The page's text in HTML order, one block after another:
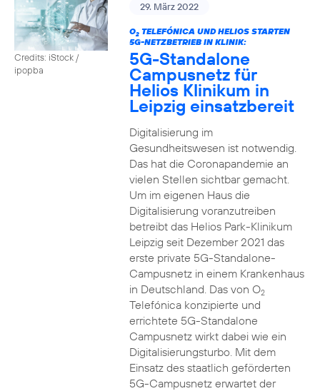
Credits: iStock /
ipopba
29. März 2022
O2TELEFÓNICA UND HELIOS STARTEN
5G-NETZBETRIEB IN KLINIK:
5G-Standalone
Campusnetz für
Helios Klinikum in
Leipzig einsatzbereit
Digitalisierung im
Gesundheitswesen ist notwendig.
Das hat die Coronapandemie an
vielen Stellen sichtbar gemacht.
Um im eigenen Haus die
Digitalisierung voranzutreiben
betreibt das Helios Park-Klinikum
Leipzig seit Dezember 2021 das
erste private 5G-Standalone-
Campusnetz in einem Krankenhaus
in Deutschland. Das von O2
Telefónica konzipierte und
errichtete 5G-Standalone
Campusnetz wirkt dabei wie ein
Digitalisierungsturbo. Mit dem
Einsatz des staatlich geförderten
5G-Campusnetz erwartet der